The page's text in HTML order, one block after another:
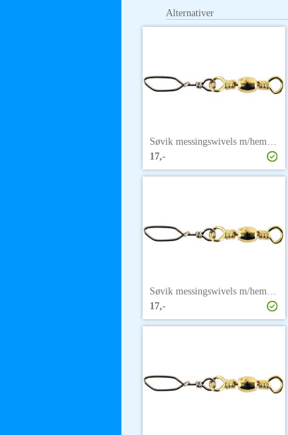
Alternativer
Søvik messingswivels m/hempe str. 1
17,-
Søvik messingswivels m/hempe str. 10
17,-